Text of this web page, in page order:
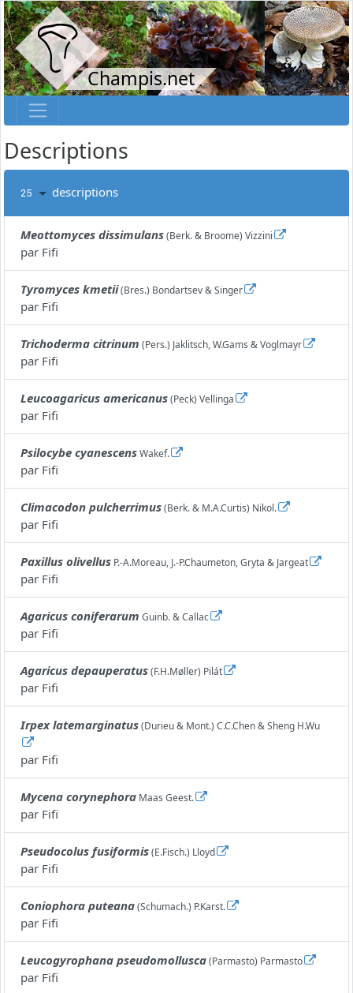
Champis.net
Descriptions
25 descriptions
Meottomyces dissimulans(Berk. & Broome) Vizzini
par Fifi
Tyromyces kmetii(Bres.) Bondartsev & Singer
par Fifi
Trichoderma citrinum (Pers.) Jaklitsch, W.Gams & Voglmayr
par Fifi
Leucoagaricus americanus(Peck) Vellinga
par Fifi
Psilocybe cyanescensWakef.
par Fifi
Climacodon pulcherrimus(Berk. & M.A.Curtis) Nikol.
par Fifi
Paxillus olivellus P.-A.Moreau, J.-P.Chaumeton, Gryta & Jargeat
par Fifi
Agaricus coniferarum Guinb. & Callac
par Fifi
Agaricus depauperatus(F.H.Møller) Pilát
par Fifi
Irpex latemarginatus(Durieu & Mont.) C.C.Chen & Sheng H.Wu
par Fifi
Mycena corynephora Maas Geest.
par Fifi
Pseudocolus fusiformis(E.Fisch.) Lloyd
par Fifi
Coniophora puteana(Schumach.) P.Karst.
par Fifi
Leucogyrophana pseudomollusca(Parmasto) Parmasto
par Fifi